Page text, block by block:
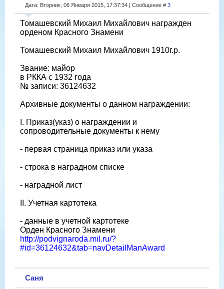
Дата: Вторник, 06 Января 2015, 17:37:34 | Сообщение # 3
Томашевский Михаил Михайлович награжден
орденом Красного Знамени
Томашевский Михаил Михайлович 1910г.р.
Звание: майор
в РККА с 1932 года
№ записи: 36124632
Архивные документы о данном награждении:
I. Приказ(указ) о награждении и
сопроводительные документы к нему
- первая страница приказ или указа
- строка в наградном списке
- наградной лист
II. Учетная картотека
- данные в учетной картотеке
Орден Красного Знамени
http://podvignaroda.mil.ru/?
#id=36124632&tab=navDetailManAward
Саня